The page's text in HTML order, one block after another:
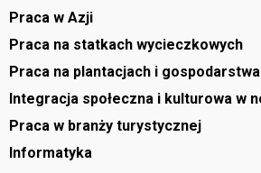
Praca w Azji
Praca na statkach wycieczkowych
Praca na plantacjach i
Integracja społeczna i kulturowa w
Praca w branży turystycznej
Informatyka